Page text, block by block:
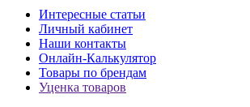
Интересные статьи
Личный кабинет
Наши контакты
Онлайн-Калькулятор
Товары по брендам
Уценка товаров